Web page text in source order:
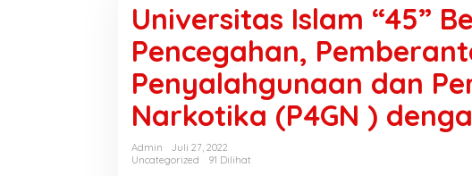
Universitas Islam “45”
Pencegahan,
Penyalahgunaan dan
Narkotika (P4GN )
Admin
Juli 27, 2022
Uncategorized
91 Dilihat